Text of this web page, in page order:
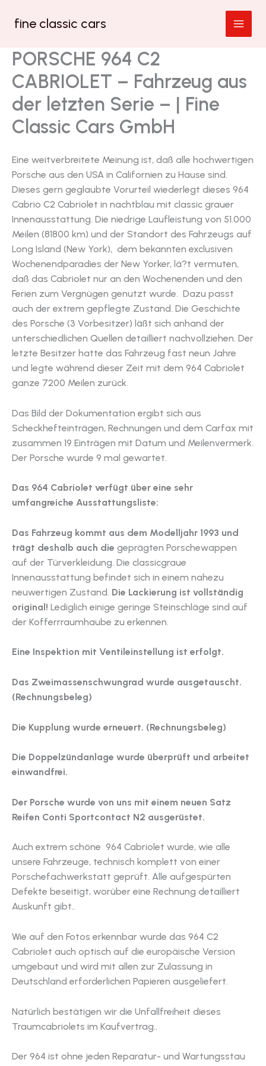
Inhaltfine classic cars
PORSCHE 964 C2
CABRIOLET – Fahrzeug aus
der letzten Serie – | Fine
Classic Cars GmbH
Eine weitverbreitete Meinung ist, daß alle hochwertigen
Porsche aus den USA in Californien zu Hause sind.
Dieses gern geglaubte Vorurteil wiederlegt dieses 964
Cabrio C2 Cabriolet in nachtblau mit classic grauer
Innenausstattung. Die niedrige Laufleistung von 51.000
Meilen (81800 km) und der Standort des Fahrzeugs auf
Long Island (New York), dem bekannten exclusiven
Wochenendparadies der New Yorker, lä?t vermuten,
daß das Cabriolet nur an den Wochenenden und den
Ferien zum Vergnügen genutzt wurde. Dazu passt
auch der extrem gepflegte Zustand. Die Geschichte
des Porsche (3 Vorbesitzer) läßt sich anhand der
unterschiedlichen Quellen detailliert nachvollziehen. Der
letzte Besitzer hatte das Fahrzeug fast neun Jahre
und legte während dieser Zeit mit dem 964 Cabriolet
ganze 7200 Meilen zurück.
Das Bild der Dokumentation ergibt sich aus
Scheckhefteinträgen, Rechnungen und dem Carfax mit
zusammen 19 Einträgen mit Datum und Meilenvermerk.
Der Porsche wurde 9 mal gewartet.
Das 964 Cabriolet verfügt über eine sehr
umfangreiche Ausstattungsliste:
Das Fahrzeug kommt aus dem Modelljahr 1993 und
trägt deshalb auch die geprägten Porschewappen
auf der Türverkleidung. Die classicgraue
Innenausstattung befindet sich in einem nahezu
neuwertigen Zustand. Die Lackierung ist vollständig
original! Lediglich einige geringe Steinschläge sind auf
der Kofferrraumhaube zu erkennen.
Eine Inspektion mit Ventileinstellung ist erfolgt.
Das Zweimassenschwungrad wurde ausgetauscht.
(Rechnungsbeleg)
Die Kupplung wurde erneuert. (Rechnungsbeleg)
Die Doppelzündanlage wurde überprüft und arbeitet
einwandfrei.
Der Porsche wurde von uns mit einem neuen Satz
Reifen Conti Sportcontact N2 ausgerüstet.
Auch extrem schöne 964 Cabriolet wurde, wie alle
unsere Fahrzeuge, technisch komplett von einer
Porschefachwerkstatt geprüft. Alle aufgespürten
Defekte beseitigt, worüber eine Rechnung detailliert
Auskunft gibt..
Wie auf den Fotos erkennbar wurde das 964 C2
Cabriolet auch optisch auf die europäische Version
umgebaut und wird mit allen zur Zulassung in
Deutschland erforderlichen Papieren ausgeliefert.
Natürlich bestätigen wir die Unfallfreiheit dieses
Traumcabriolets im Kaufvertrag..
Der 964 ist ohne jeden Reparatur- und Wartungsstau